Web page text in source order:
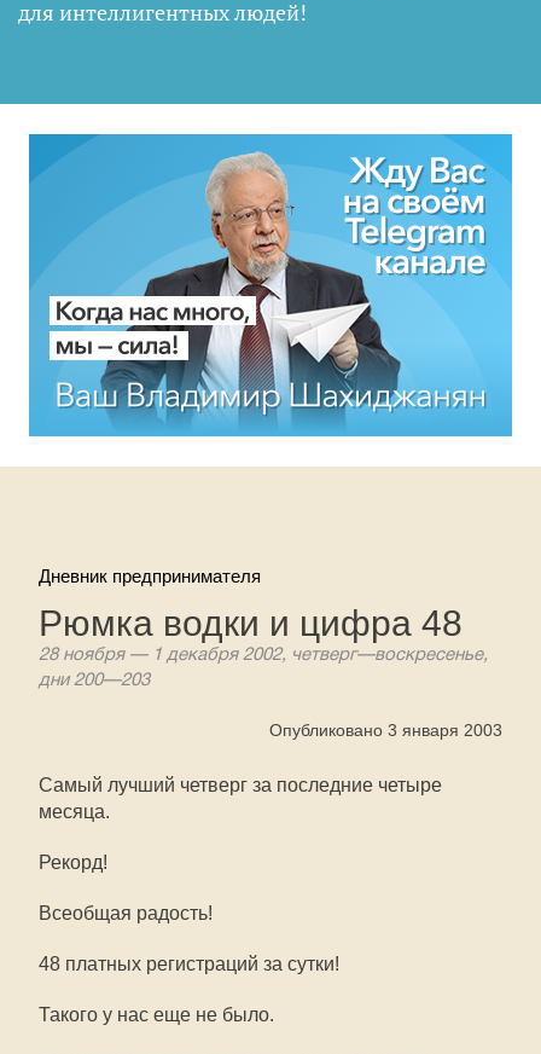
для интеллигентных людей!
Дневник предпринимателя
Рюмка водки и цифра 48
28 ноября — 1 декабря 2002, четверг—воскресенье,
дни 200—203
Опубликовано 3 января 2003
Самый лучший четверг за последние четыре
месяца.
Рекорд!
Всеобщая радость!
48 платных регистраций за сутки!
Такого у нас еще не было.